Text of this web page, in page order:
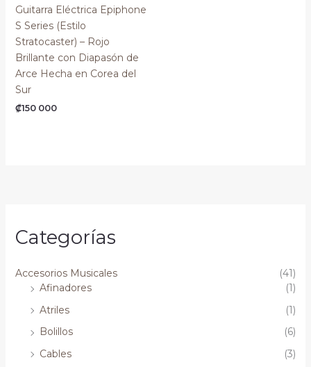
Categorías
Accesorios Musicales
(41)
Afinadores
(1)
Atriles
(1)
Bolillos
(6)
Cables
(3)
Guitarra Eléctrica Epiphone
S Series (Estilo
Stratocaster) – Rojo
Brillante con Diapasón de
Arce Hecha en Corea del
Sur
₡150 000